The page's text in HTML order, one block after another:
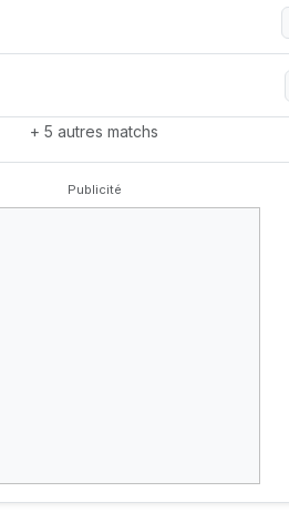
+ 5 autres matchs
Publicité